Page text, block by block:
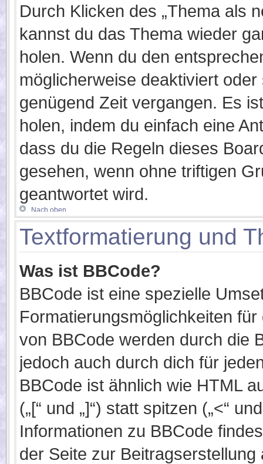
Durch Klicken des „Thema als
kannst du das Thema wieder
holen. Wenn du den
möglicherweise deaktiviert
genügend Zeit vergangen. Es
holen, indem du einfach eine
dass du die Regeln dieses
gesehen, wenn ohne triftigen
geantwortet wird.
Nach oben
Textformatierung und
Was ist BBCode?
BBCode ist eine spezielle
Formatierungsmöglichkeiten
von BBCode werden durch die
jedoch auch durch dich für
BBCode ist ähnlich wie HTML
(„[“ und „]“) statt spitzen („<“
Informationen zu BBCode
der Seite zur